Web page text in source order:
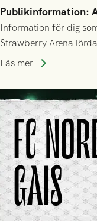
Publikinformation:
Information för dig
Strawberry Arena
Läs mer